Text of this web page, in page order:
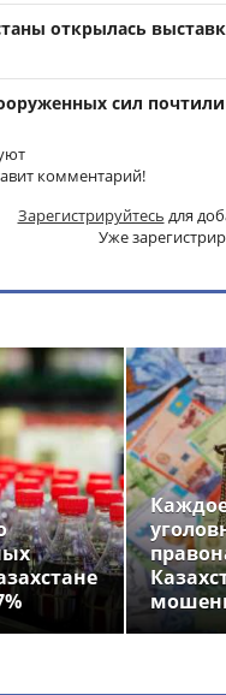
открылась
сил
комментарий!
Зарегистрируйтесь для
Уже